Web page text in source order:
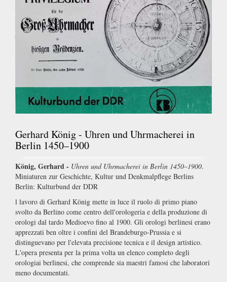
Gerhard König - Uhren und Uhrmacherei in
Berlin 1450–1900
König, Gerhard - Uhren und Uhrmacherei in Berlin 1450–1900.
Miniaturen zur Geschichte, Kultur und Denkmalpflege Berlins
Berlin: Kulturbund der DDR
l lavoro di Gerhard König mette in luce il ruolo di primo piano
svolto da Berlino come centro dell'orologeria e della produzione di
orologi dal tardo Medioevo fino al 1900. Gli orologi berlinesi erano
apprezzati ben oltre i confini del Brandeburgo-Prussia e si
distinguevano per l'elevata precisione tecnica e il design artistico.
L'opera presenta per la prima volta un elenco completo degli
orologiai berlinesi, che comprende sia maestri famosi che laboratori
meno documentati.